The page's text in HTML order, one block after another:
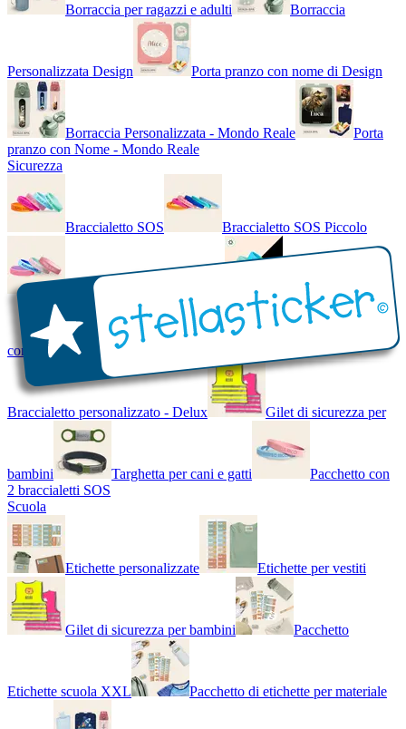
Borraccia per ragazzi e adulti Borraccia
Personalizzata Design Porta pranzo con nome di Design
Borraccia Personalizzata - Mondo Reale
Porta
pranzo con Nome - Mondo Reale
Sicurezza
Braccialetto SOS Braccialetto SOS Piccolo
Braccialetto SOS - Bicolore Braccialetto SOS
con Nome - Luminoso
Braccialetto personalizzato - Delux Gilet di sicurezza per
bambini Targhetta per cani e gatti
Pacchetto con
2 braccialetti SOS
Scuola
Etichette personalizzate Etichette per vestiti
Gilet di sicurezza per bambini Pacchetto
Etichette scuola XXL Pacchetto di etichette per materiale